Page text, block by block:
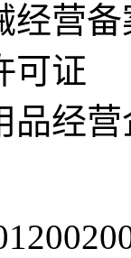
经营
可证
品经